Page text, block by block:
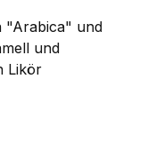
"Arabica" und
und
Likör